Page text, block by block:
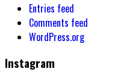
Entries feed
Comments feed
WordPress.org
Instagram